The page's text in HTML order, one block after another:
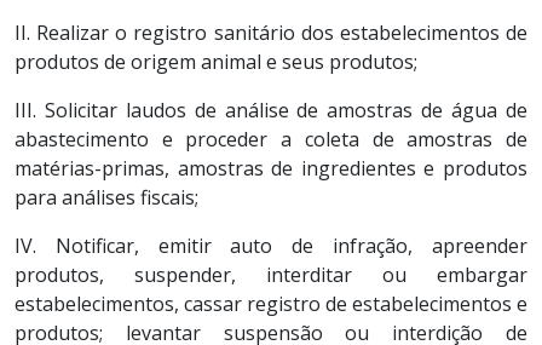
II. Realizar o registro sanitário dos estabelecimentos de
produtos de origem animal e seus produtos;
III. Solicitar laudos de análise de amostras de água de
abastecimento e proceder a coleta de amostras de
matérias-primas, amostras de ingredientes e produtos
para análises fiscais;
IV. Notificar, emitir auto de infração, apreender
produtos, suspender, interditar ou embargar
estabelecimentos, cassar registro de estabelecimentos e
produtos; levantar suspensão ou interdição de